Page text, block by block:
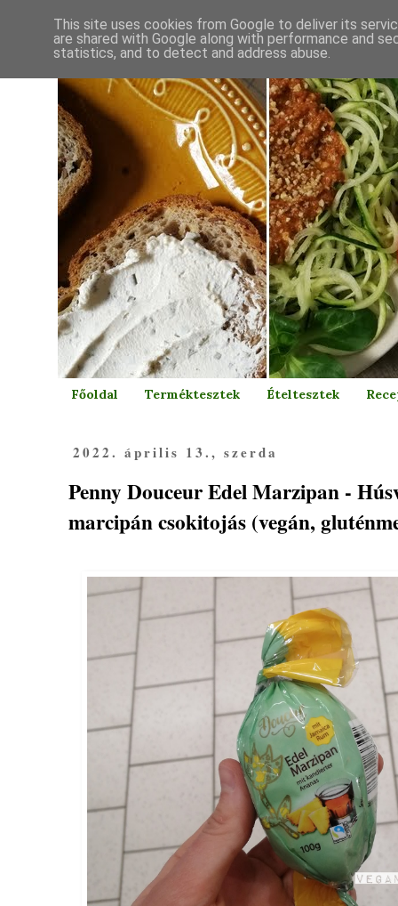
Főoldal Terméktesztek Ételtesztek
2022. április 13., szerda
Penny Douceur Edel Marzipan -
marcipán csokitojás (vegán,
This site uses cookies from Google to deliver its
are shared with Google along with performance and
statistics, and to detect and address abuse.